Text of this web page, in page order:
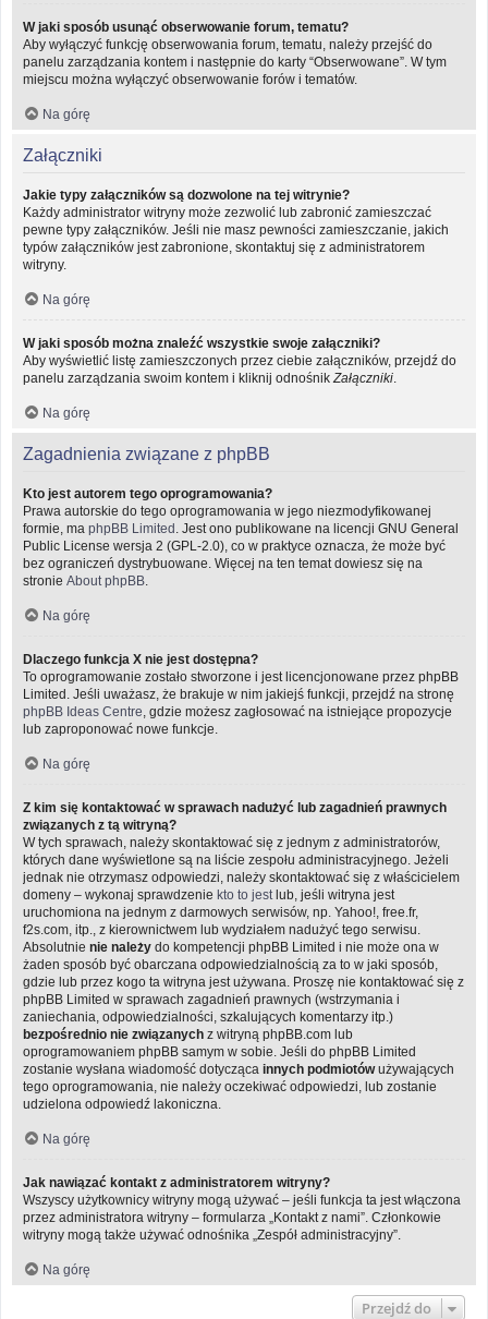
W jaki sposób usunąć obserwowanie forum, tematu?
Aby wyłączyć funkcję obserwowania forum, tematu, należy przejść do
panelu zarządzania kontem i następnie do karty “Obserwowane”. W tym
miejscu można wyłączyć obserwowanie forów i tematów.
Na górę
Załączniki
Jakie typy załączników są dozwolone na tej witrynie?
Każdy administrator witryny może zezwolić lub zabronić zamieszczać
pewne typy załączników. Jeśli nie masz pewności zamieszczanie, jakich
typów załączników jest zabronione, skontaktuj się z administratorem
witryny.
Na górę
W jaki sposób można znaleźć wszystkie swoje załączniki?
Aby wyświetlić listę zamieszczonych przez ciebie załączników, przejdź do
panelu zarządzania swoim kontem i kliknij odnośnik Załączniki
Na górę
Zagadnienia związane z phpBB
Kto jest autorem tego oprogramowania?
Prawa autorskie do tego oprogramowania w jego niezmodyfikowanej
formie, ma phpBB Limited . Jest ono publikowane na licencji GNU General
Public License wersja 2 (GPL-2.0), co w praktyce oznacza, że może być
bez ograniczeń dystrybuowane. Więcej na ten temat dowiesz się na
stronie About phpBB
Na górę
Dlaczego funkcja X nie jest dostępna?
To oprogramowanie zostało stworzone i jest licencjonowane przez phpBB
Limited. Jeśli uważasz, że brakuje w nim jakiejś funkcji, przejdź na stronę
phpBB Ideas Centre , gdzie możesz zagłosować na istniejące propozycje
lub zaproponować nowe funkcje.
Na górę
Z kim się kontaktować w sprawach nadużyć lub zagadnień prawnych
związanych z tą witryną?
W tych sprawach, należy skontaktować się z jednym z administratorów,
których dane wyświetlone są na liście zespołu administracyjnego. Jeżeli
jednak nie otrzymasz odpowiedzi, należy skontaktować się z właścicielem
domeny – wykonaj sprawdzenie kto to jest lub, jeśli witryna jest
uruchomiona na jednym z darmowych serwisów, np. Yahoo!, free.fr,
f2s.com, itp., z kierownictwem lub wydziałem nadużyć tego serwisu.
Absolutnie nie należy do kompetencji phpBB Limited i nie może ona w
żaden sposób być obarczana odpowiedzialnością za to w jaki sposób,
gdzie lub przez kogo ta witryna jest używana. Proszę nie kontaktować się z
phpBB Limited w sprawach zagadnień prawnych (wstrzymania i
zaniechania, odpowiedzialności, szkalujących komentarzy itp.)
bezpośrednio nie związanych z witryną phpBB.com lub
oprogramowaniem phpBB samym w sobie. Jeśli do phpBB Limited
zostanie wysłana wiadomość dotycząca innych podmiotówużywających
tego oprogramowania, nie należy oczekiwać odpowiedzi, lub zostanie
udzielona odpowiedź lakoniczna.
Na górę
Jak nawiązać kontakt z administratorem witryny?
Wszyscy użytkownicy witryny mogą używać – jeśli funkcja ta jest włączona
przez administratora witryny – formularza „Kontakt z nami”. Członkowie
witryny mogą także używać odnośnika „Zespół administracyjny”.
Na górę
Przejdź do